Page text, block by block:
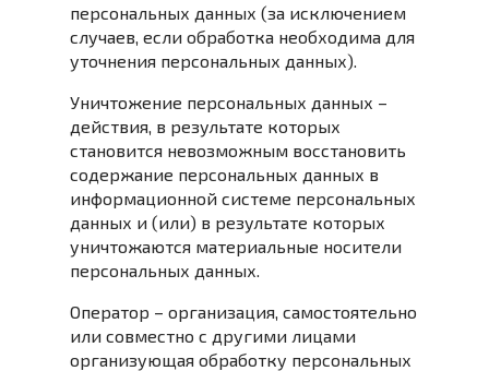
персональных данных (за исключением
случаев, если обработка необходима для
уточнения персональных данных).
Уничтожение персональных данных –
действия, в результате которых
становится невозможным восстановить
содержание персональных данных в
информационной системе персональных
данных и (или) в результате которых
уничтожаются материальные носители
персональных данных.
Оператор – организация, самостоятельно
или совместно с другими лицами
организующая обработку персональных